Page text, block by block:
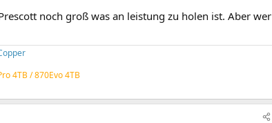
noch groß was an leistung zu holen ist. Aber wer
4TB/ 870Evo 4TB